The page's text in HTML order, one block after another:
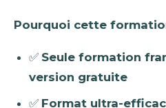
Pourquoi cette
✅ Seule formation
version gratuite
✅ Format ultra-